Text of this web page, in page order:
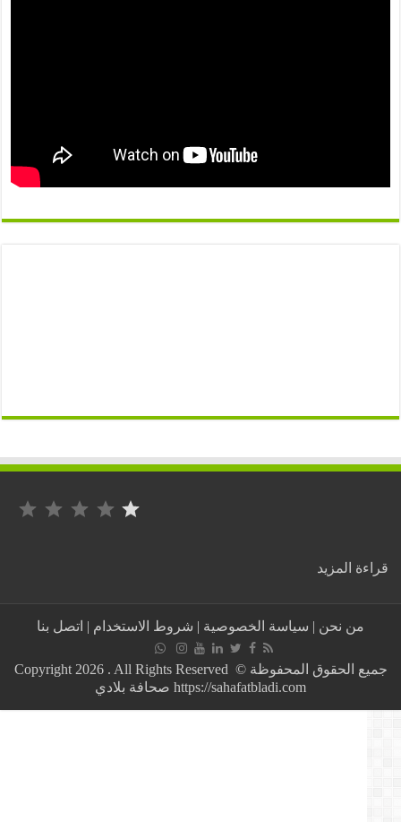
المزيد :
الموجهة
بركات
من نحن| سياسة الخصوصية|شروط الاستخدام|اتصل بنا
جميع الحقوق المحفوظة © Copyright 2026 . All Rights Reserved
https://sahafatbladi.com صحافة بلادي